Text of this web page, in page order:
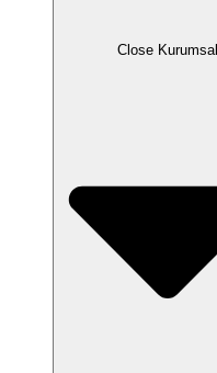
Close Kurumsal